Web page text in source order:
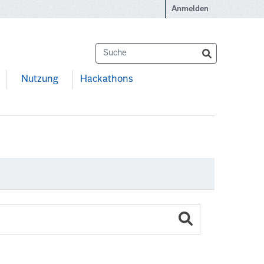
Anmelden
Nutzung Hackathons